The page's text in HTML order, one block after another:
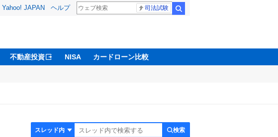
Yahoo! JAPAN ヘルプ 司法試験
不動産投資 NISA カードローン比較
検索